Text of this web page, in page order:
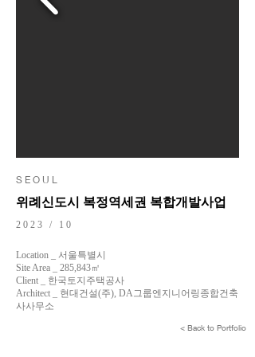
S E O U L
위례신도시 복정역세권 복합개발사업
2023 / 10
Location _ 서울특별시
Site Area _ 285,843㎡
Client _ 한국토지주택공사
Architect _ 현대건설(주), DA그룹엔지니어링종합건축
사사무소
< Back to Portfolio